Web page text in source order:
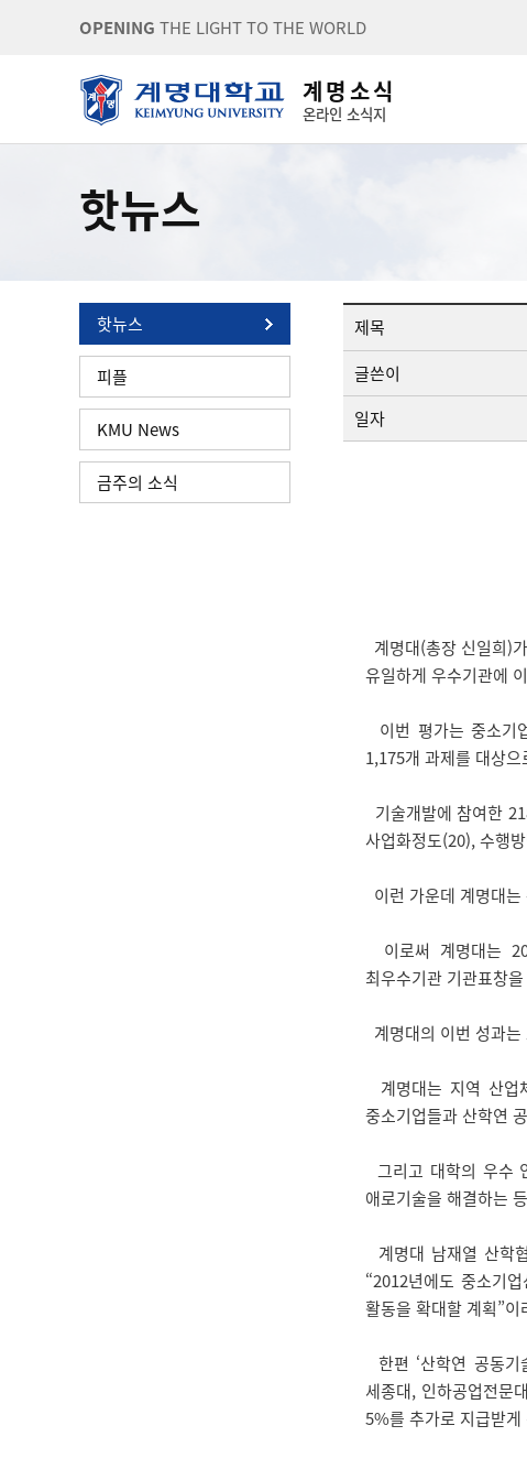
OPENING THE LIGHT TO THE WORLD
계 명 소 식
온라인 소식지
핫뉴스
핫뉴스
피플
KMU News
금주의 소식
제목
글쓴이
일자
계명대(총장 신일희)
유일하게 우수기관에
이번 평가는 중소기
1,175개 과제를 대상으
기술개발에 참여한
사업화정도(20), 수행
이런 가운데 계명대
이로써 계명대는
최우수기관 기관표창
계명대의 이번 성과
계명대는 지역 산업
중소기업들과 산학연
그리고 대학의 우수
애로기술을 해결하는
계명대 남재열 산학
“2012년에도 중소기
활동을 확대할 계획”이
한편 ‘산학연 공동
세종대, 인하공업전문
5%를 추가로 지급받게